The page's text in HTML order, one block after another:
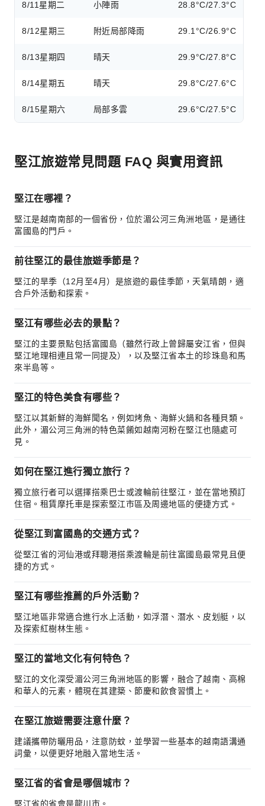
8/11 星期二 小陣雨 28.8°C/27.3°C
8/12星期三 附近局部降雨 29.1°C/26.9°C
8/13星期四 晴天 29.9°C/27.8°C
8/14星期五 晴天 29.8°C/27.6°C
8/15星期六 局部多雲 29.6°C/27.5°C
堅江旅遊常見問題 FAQ 與實用資訊
堅江在哪裡？
堅江是越南南部的一個省份，位於湄公河三角洲地區，是通往
富國島的門戶。
前往堅江的最佳旅遊季節是？
堅江的旱季（12月至4月）是旅遊的最佳季節，天氣晴朗，適
合戶外活動和探索。
堅江有哪些必去的景點？
堅江的主要景點包括富國島（雖然行政上曾歸屬安江省，但與
堅江地理相連且常一同提及），以及堅江省本土的珍珠島和馬
來半島等。
堅江的特色美食有哪些？
堅江以其新鮮的海鮮聞名，例如烤魚、海鮮火鍋和各種貝類。
此外，湄公河三角洲的特色菜餚如越南河粉在堅江也隨處可
見。
如何在堅江進行獨立旅行？
獨立旅行者可以選擇搭乘巴士或渡輪前往堅江，並在當地預訂
住宿。租賃摩托車是探索堅江市區及周邊地區的便捷方式。
從堅江到富國島的交通方式？
從堅江省的河仙港或拜聰港搭乘渡輪是前往富國島最常見且便
捷的方式。
堅江有哪些推薦的戶外活動？
堅江地區非常適合進行水上活動，如浮潛、潛水、皮划艇，以
及探索紅樹林生態。
堅江的當地文化有何特色？
堅江的文化深受湄公河三角洲地區的影響，融合了越南、高棉
和華人的元素，體現在其建築、節慶和飲食習慣上。
在堅江旅遊需要注意什麼？
建議攜帶防曬用品，注意防蚊，並學習一些基本的越南語溝通
詞彙，以便更好地融入當地生活。
堅江省的省會是哪個城市？
堅江省的省會是龍川市。